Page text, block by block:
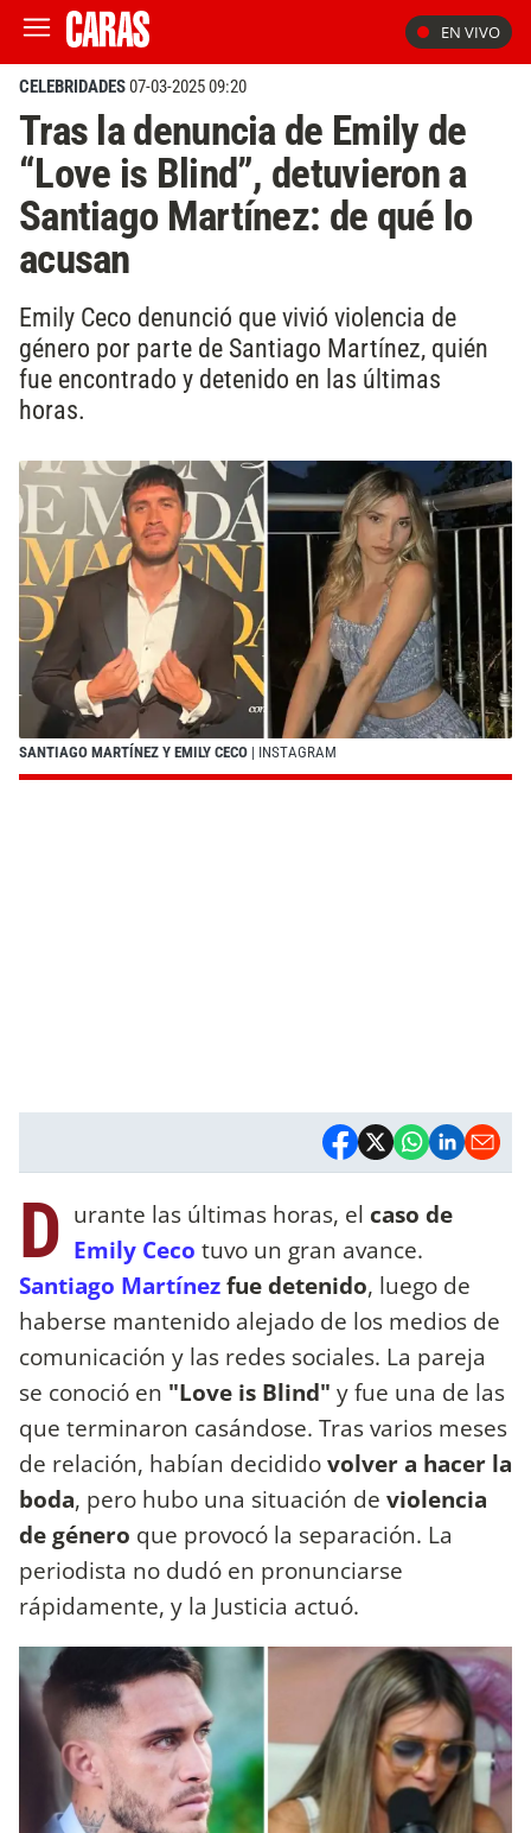
EN VIVO
CELEBRIDADES07-03-2025 09:20
Tras la denuncia de Emily de
“Love is Blind”, detuvieron a
Santiago Martínez: de qué lo
acusan
Emily Ceco denunció que vivió violencia de
género por parte de Santiago Martínez, quién
fue encontrado y detenido en las últimas
horas.
SANTIAGO MARTÍNEZ Y EMILY CECO | INSTAGRAM
D urante las últimas horas, el caso de
Emily Ceco tuvo un gran avance.
Santiago Martínezfue detenido, luego de
haberse mantenido alejado de los medios de
comunicación y las redes sociales. La pareja
se conoció en "Love is Blind" y fue una de las
que terminaron casándose. Tras varios meses
de relación, habían decididovolver a hacer la
boda, pero hubo una situación de violencia
de género que provocó la separación. La
periodista no dudó en pronunciarse
rápidamente, y la Justicia actuó.